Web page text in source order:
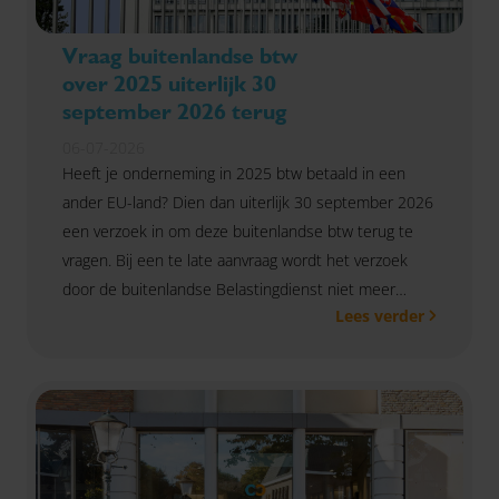
Vraag buitenlandse btw
over 2025 uiterlijk 30
september 2026 terug
Heeft je onderneming in 2025 btw betaald in een
ander EU-land? Dien dan uiterlijk 30 september 2026
een verzoek in om deze buitenlandse btw terug te
vragen. Bij een te late aanvraag wordt het verzoek
door de buitenlandse Belastingdienst niet meer
Lees verder